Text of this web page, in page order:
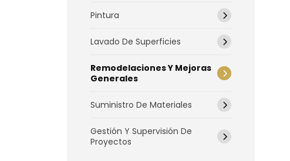
Pintura
Lavado De Superficies
Remodelaciones Y Mejoras
Generales
Suministro De Materiales
Gestión Y Supervisión De
Proyectos